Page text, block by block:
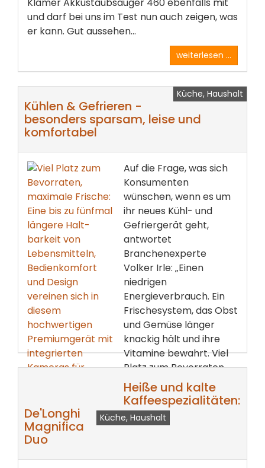
und darf bei uns im Test nun auch zeigen, was
er kann. Gut aussehen...
weiterlesen ...
Küche, Haushalt
Kühlen & Gefrieren -
besonders sparsam, leise und
komfortabel
Auf die Frage, was sich
Konsumenten
wünschen, wenn es um
ihr neues Kühl- und
Gefriergerät geht,
antwortet
Branchenexperte
Volker Irle: „Einen
niedrigen
Energieverbrauch. Ein
Frischesystem, das Obst
und Gemüse länger
knackig hält und ihre
Vitamine bewahrt. Viel
Platz zum Bevorraten.
Eine flexible und
pflegeleichte Innen...
Küche, Haushalt
Heiße und kalte
Kaffeespezialitäten:
De'Longhi
Magnifica
Duo